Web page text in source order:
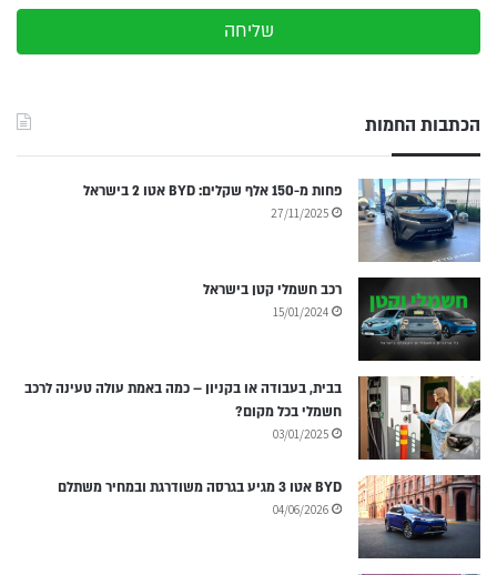
שליחה
הכתבות החמות
פחות מ-150 אלף שקלים: BYD אטו 2 בישראל
27/11/2025
רכב חשמלי קטן בישראל
15/01/2024
בבית, בעבודה או בקניון – כמה באמת עולה טעינה לרכב
חשמלי בכל מקום?
03/01/2025
BYD אטו 3 מגיע בגרסה משודרגת ובמחיר משתלם
04/06/2026